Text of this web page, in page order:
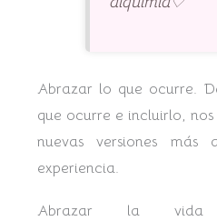
Abrazar lo que ocurre.
que ocurre e incluirlo,
nuevas versiones más
experiencia.
Abrazar la